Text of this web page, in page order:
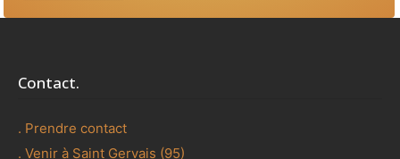
Contact.
. Prendre contact
. Venir à Saint Gervais (95)